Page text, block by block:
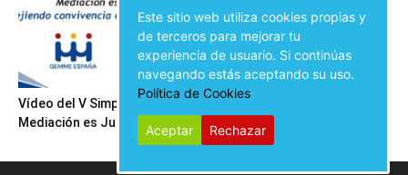
Vídeo del V Simposio
Mediación es Justicia
Inauguración del V Simposio
Mediación es Justicia
Este sitio web utiliza cookies propias y
de terceros para mejorar tu
experiencia de usuario. Si continúas
navegando estás aceptando su uso.
Política de Cookies
Aceptar Rechazar